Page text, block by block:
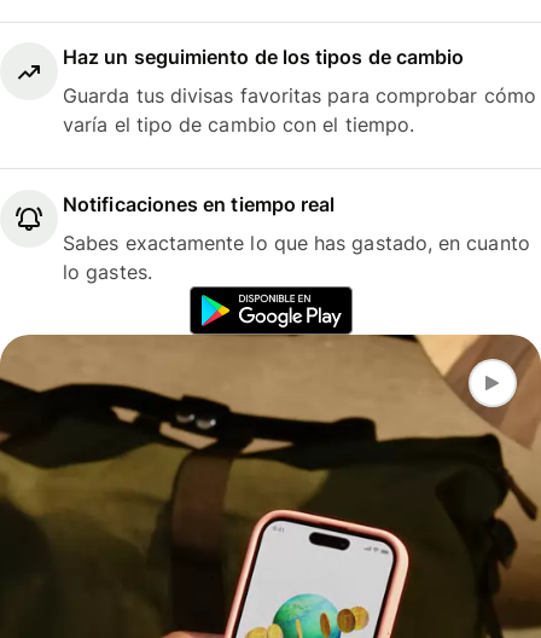
Haz un seguimiento de los tipos de cambio
Guarda tus divisas favoritas para comprobar cómo
varía el tipo de cambio con el tiempo.
Notificaciones en tiempo real
Sabes exactamente lo que has gastado, en cuanto
lo gastes.